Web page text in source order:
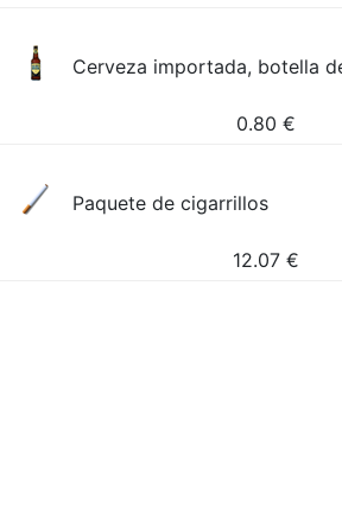
Cerveza importada, botella
0.80 €
Paquete de cigarrillos
12.07 €